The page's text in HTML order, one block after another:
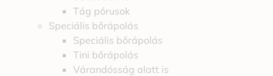
Tág pórusok
Speciális bőrápolás
Speciális bőrápolás
Tini bőrápolás
Várandósság alatt is